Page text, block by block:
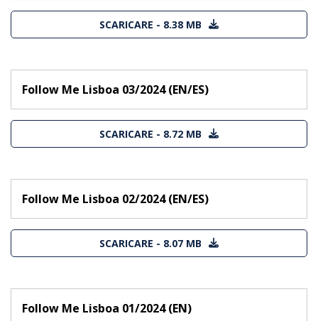
SCARICARE - 8.38 MB
Follow Me Lisboa 03/2024 (EN/ES)
SCARICARE - 8.72 MB
Follow Me Lisboa 02/2024 (EN/ES)
SCARICARE - 8.07 MB
Follow Me Lisboa 01/2024 (EN)